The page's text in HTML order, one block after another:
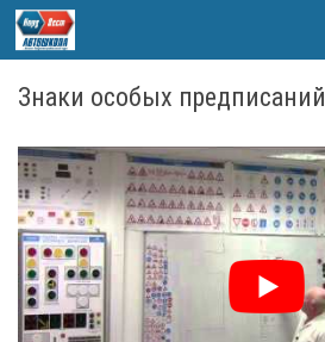
Skip to content
Знаки особых предписаний